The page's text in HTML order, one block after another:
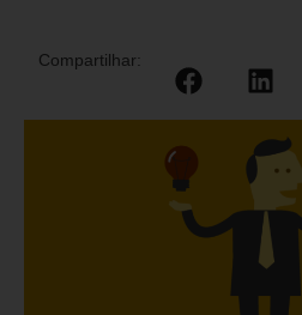
Compartilhar: